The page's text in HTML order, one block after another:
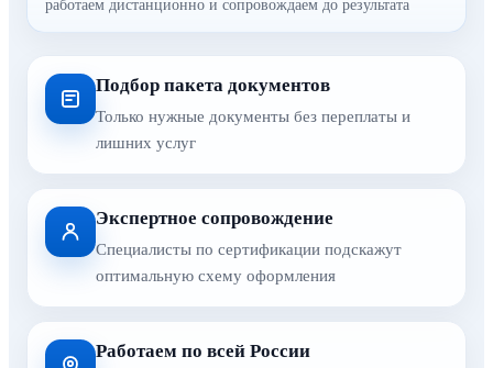
работаем дистанционно и сопровождаем до результата
Подбор пакета документов
Только нужные документы без переплаты и
лишних услуг
Экспертное сопровождение
Специалисты по сертификации подскажут
оптимальную схему оформления
Работаем по всей России